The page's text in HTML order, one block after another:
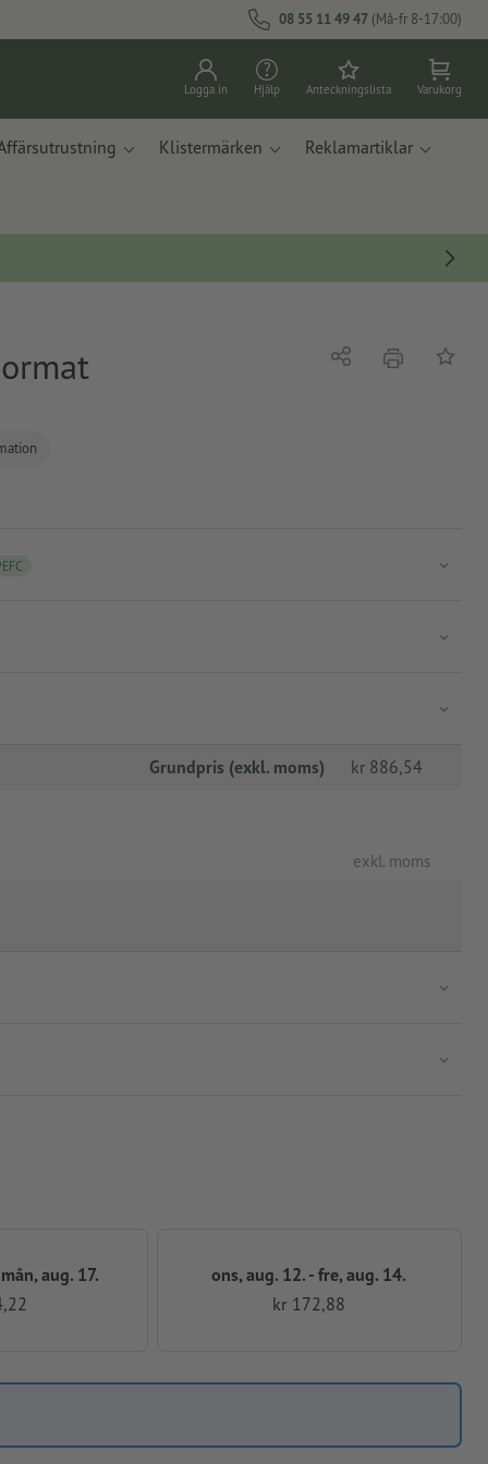
08 55 11 49 47 (Må-fr 8-17:00)
Logga in Hjälp Anteckningslista Varukorg
Klistermärken Reklamartiklar
Dela erbjudande
På
Grundpris (exkl. moms) kr 886,54
exkl. moms
aug. 17.
ons, aug. 12. - fre, aug. 14.
kr 172,88